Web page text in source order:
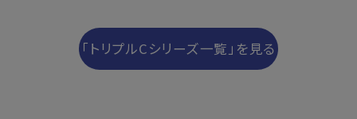
「トリプルCシリーズ一覧」を見る